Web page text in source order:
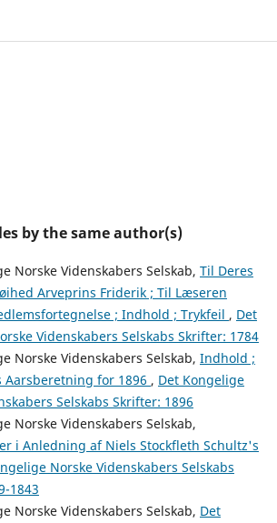
by the same author(s)
Norske Videnskabers Selskab, Til Deres
Arveprins Friderik ; Til Læseren
; Indhold ; Trykfeil , Det
Videnskabers Selskabs Skrifter: 1784
Norske Videnskabers Selskab, Indhold ;
Aarsberetning for 1896 , Det Kongelige
Selskabs Skrifter: 1896
Norske Videnskabers Selskab,
i Anledning af Niels Stockfleth Schultz's
Norske Videnskabers Selskabs
1843
Norske Videnskabers Selskab, Det